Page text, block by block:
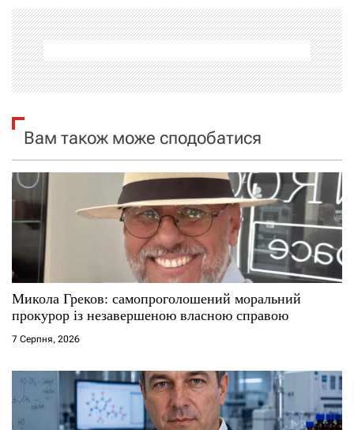
а
ц
і
я
з
а
и
с
і
в
Вам також може сподобатися
Микола Греков: самопроголошений моральний
прокурор із незавершеною власною справою
7 Серпня, 2026